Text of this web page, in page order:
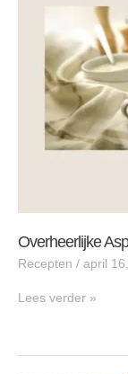
Overheerlijke
Recepten / april
goud!
Lees verder »